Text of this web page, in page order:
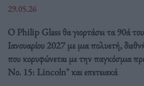
29.05.26
Ο Philip Glass θα γιορτάσει τα 90ά του
Ιανουαρίου 2027 με μια πολυετή,
που κορυφώνεται με την παγκόσμια
Νο. 15: Lincoln" και επετειακά